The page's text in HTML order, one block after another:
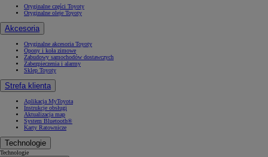
Oryginalne części Toyoty
Oryginalne oleje Toyoty
Akcesoria
Oryginalne akcesoria Toyoty
Opony i koła zimowe
Zabudowy samochodów dostawczych
Zabezpieczenia i alarmy
Sklep Toyoty
Strefa klienta
Aplikacja MyToyota
Instrukcje obsługi
Aktualizacja map
System Bluetooth®
Karty Ratownicze
Technologie
Technologie